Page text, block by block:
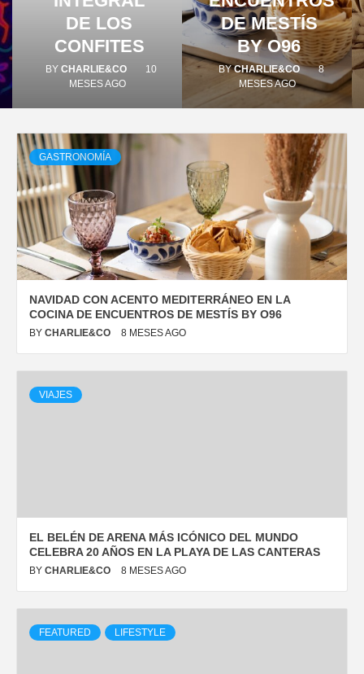
DISEÑO…
DE LOS
CONFITES
BY CHARLIE&CO
10
MESES AGO
DE MESTÍS
BY O96
BY CHARLIE&CO
8
MESES AGO
GASTRONOMÍA
NAVIDAD CON ACENTO MEDITERRÁNEO EN LA
COCINA DE ENCUENTROS DE MESTÍS BY O96
BY CHARLIE&CO 8 MESES AGO
VIAJES
EL BELÉN DE ARENA MÁS ICÓNICO DEL MUNDO
CELEBRA 20 AÑOS EN LA PLAYA DE LAS CANTERAS
BY CHARLIE&CO 8 MESES AGO
FEATURED LIFESTYLE